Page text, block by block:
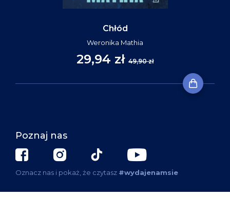
Chłód
Weronika Mathia
29,94 zł 49,90 zł
Poznaj nas
Oznacz nas i pokaż, że czytasz #wydajenamsie